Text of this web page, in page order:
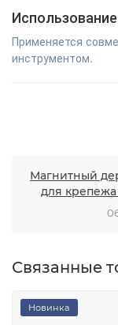
Использование
Применяется
инструментом.
Магнитный
для
Связанные
Новинка